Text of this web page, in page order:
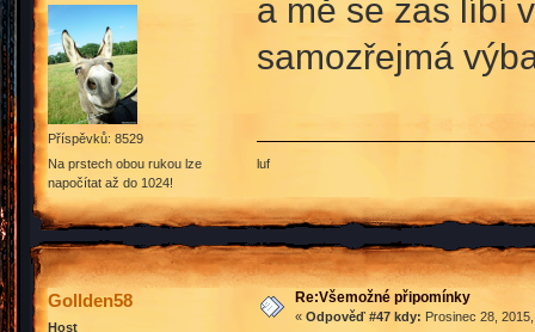
Příspěvků: 8529
Na prstech obou rukou lze
napočítat až do 1024!
a mě se zas líbí
samozřejmá
luf
Gollden58
Host
Re:Všemožné připomínky
« Odpověď #47 kdy: Prosinec 28,